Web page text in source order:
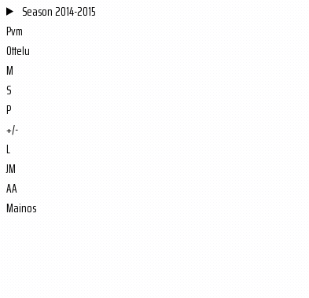
Season2014-2015
Pvm
Ottelu
M
S
P
+/-
L
JM
AA
Mainos